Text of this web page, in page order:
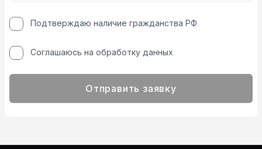
Подтверждаю наличие гражданства РФ
Соглашаюсь на обработку данных
Отправить заявку